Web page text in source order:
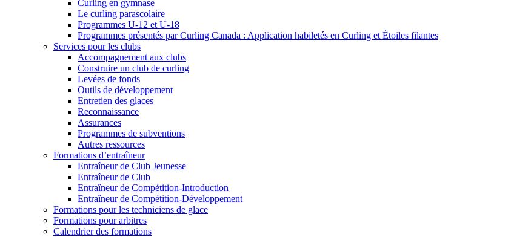
Curling en gymnase
Le curling parascolaire
Programmes U-12 et U-18
Programmes présentés par Curling Canada : Application habiletés en Curling et Étoiles filantes
Services pour les clubs
Accompagnement aux clubs
Construire un club de curling
Levées de fonds
Outils de développement
Entretien des glaces
Reconnaissance
Assurances
Programmes de subventions
Autres ressources
Formations d’entraîneur
Entraîneur de Club Jeunesse
Entraîneur de Club
Entraîneur de Compétition-Introduction
Entraîneur de Compétition-Développement
Formations pour les techniciens de glace
Formations pour arbitres
Calendrier des formations